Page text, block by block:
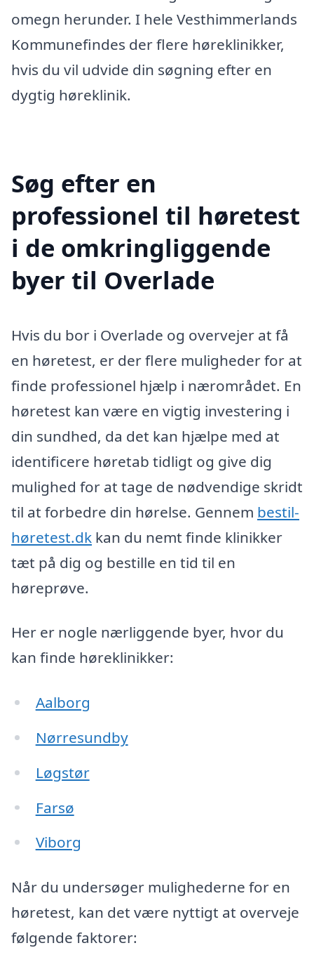
omegn herunder. I hele Vesthimmerlands
Kommunefindes der flere høreklinikker,
hvis du vil udvide din søgning efter en
dygtig høreklinik.
Søg efter en
professionel til høretest
i de omkringliggende
byer til Overlade
Hvis du bor i Overlade og overvejer at få
en høretest, er der flere muligheder for at
finde professionel hjælp i nærområdet. En
høretest kan være en vigtig investering i
din sundhed, da det kan hjælpe med at
identificere høretab tidligt og give dig
mulighed for at tage de nødvendige skridt
til at forbedre din hørelse. Gennem bestil-
høretest.dk kan du nemt finde klinikker
tæt på dig og bestille en tid til en
høreprøve.
Her er nogle nærliggende byer, hvor du
kan finde høreklinikker:
Aalborg
Nørresundby
Løgstør
Farsø
Viborg
Når du undersøger mulighederne for en
høretest, kan det være nyttigt at overveje
følgende faktorer: